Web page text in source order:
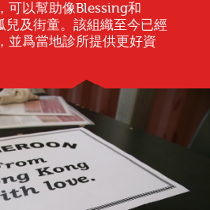
可以幫助像Blessing和
兒及街童。該組織至今已經
並爲當地診所提供更好資